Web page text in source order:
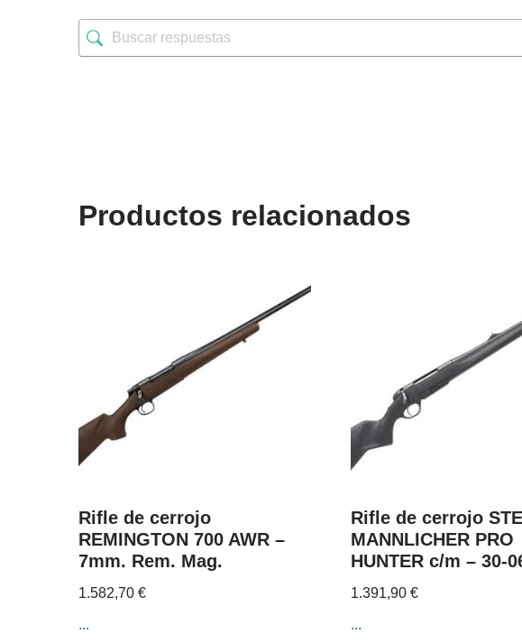
Productos relacionados
Rifle de cerrojo
REMINGTON 700 AWR –
7mm. Rem. Mag.
1.582,70 €
...
Rifle de cerrojo
MANNLICHER PRO
HUNTER c/m – 30-
1.391,90€
...